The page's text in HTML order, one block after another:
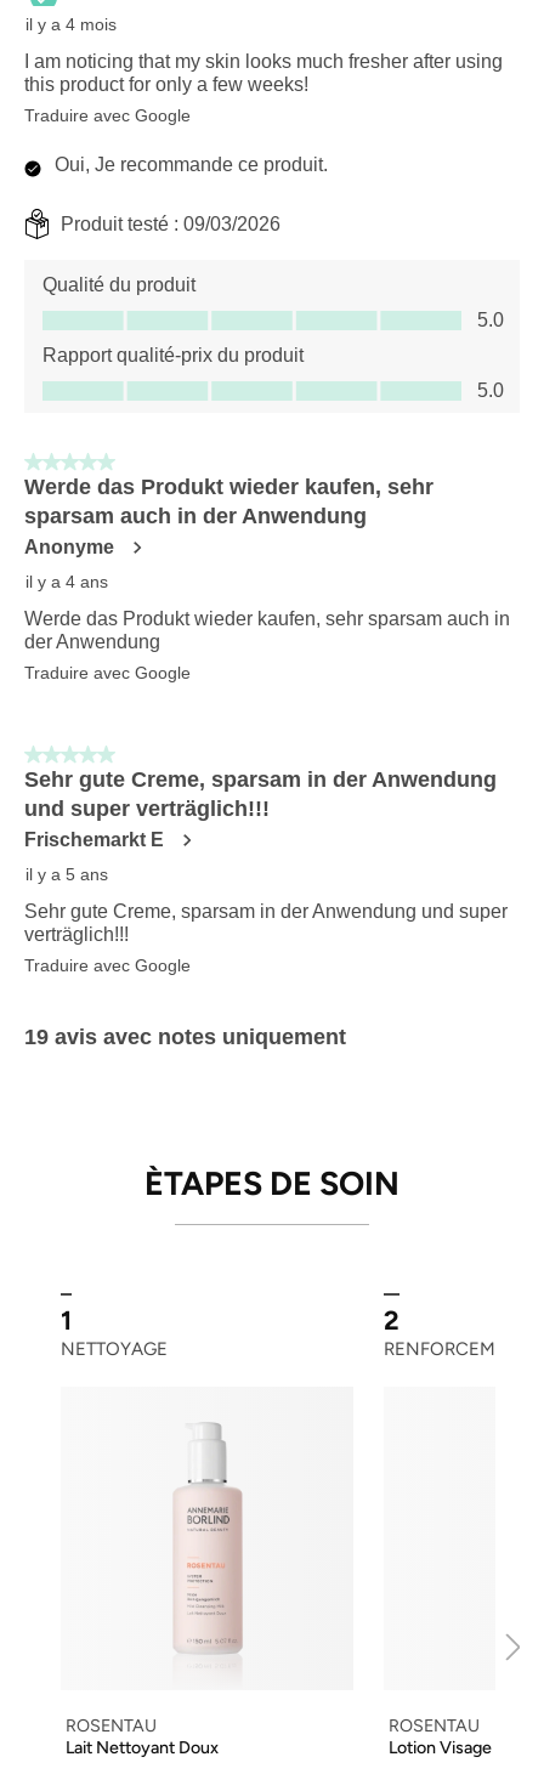
il y a 4 mois
I am noticing that my skin looks much fresher after using
this product for only a few weeks!
Traduire avec Google
Oui, Je recommande ce produit.
Produit testé : 09/03/2026
Qualité du produit
Qualité du produit, 5.0 sur 5
5.0
Rapport qualité-prix du produit
Rapport qualité-prix du produit, 5.0 sur 5
5.0
5 sur 5 étoiles.
Werde das Produkt wieder kaufen, sehr
sparsam auch in der Anwendung
Anonyme
il y a 4 ans
Werde das Produkt wieder kaufen, sehr sparsam auch in
der Anwendung
Traduire avec Google
5 sur 5 étoiles.
Sehr gute Creme, sparsam in der Anwendung
und super verträglich!!!
Frischemarkt E
il y a 5 ans
Sehr gute Creme, sparsam in der Anwendung und super
verträglich!!!
Traduire avec Google
19 avis avec notes uniquement
ÈTAPES DE SOIN
1
NETTOYAGE
ROSENTAU
Lait Nettoyant Doux
2
RENFORCEMENT
ROSENTAU
Lotion Visage